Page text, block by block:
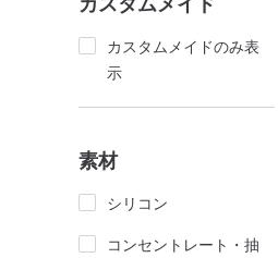
カスタムメイドのみ表
示
素材
シリコン
コンセントレート・抽